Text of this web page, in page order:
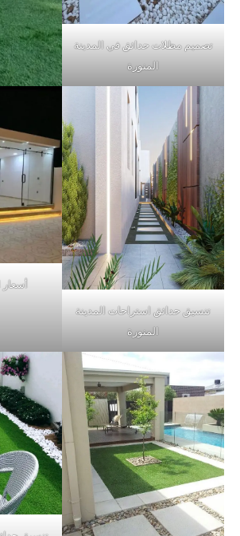
تصميم مظلات حدائق في المدينة
المنورة
تنسيق حدائق استراحات المدينة
المنورة